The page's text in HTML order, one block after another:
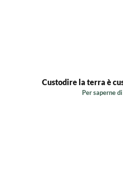
Custodire la terra è
Per saperne